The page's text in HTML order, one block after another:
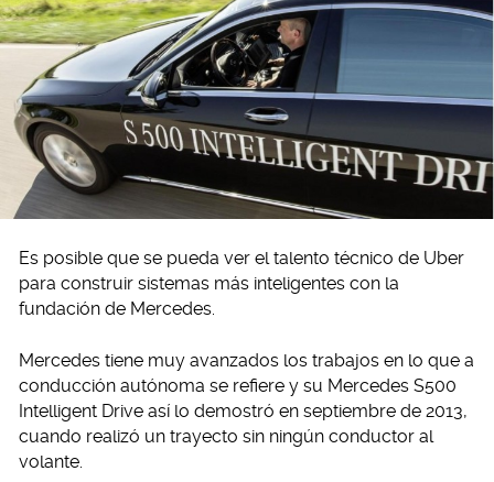
Es posible que se pueda ver el talento técnico de Uber
para construir sistemas más inteligentes con la
fundación de Mercedes.
Mercedes tiene muy avanzados los trabajos en lo que a
conducción autónoma se refiere y su Mercedes S500
Intelligent Drive así lo demostró en septiembre de 2013,
cuando realizó un trayecto sin ningún conductor al
volante.